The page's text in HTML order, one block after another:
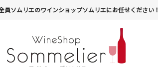
ソムリエのワインショップソムリエにお任せください！